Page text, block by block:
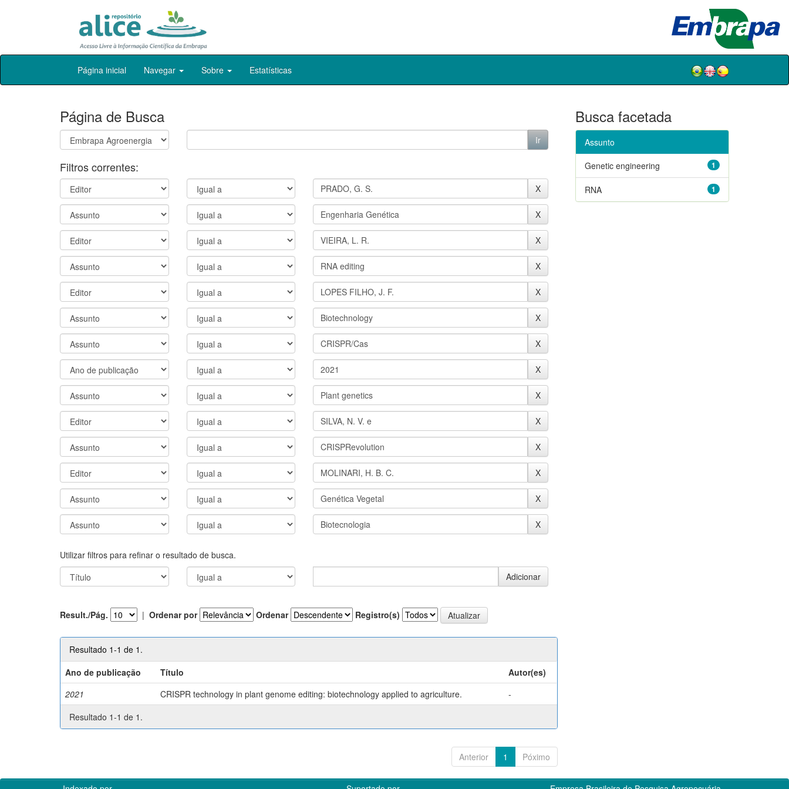
Skip
Página inicial Navegar Sobre Estatísticas
Página de Busca
Filtros correntes:
Utilizar filtros para refinar o resultado de busca.
Result./Pág. | Ordenar por Ordenar Registro(s)
Resultado 1-1 de 1.
Ano de publicação
Título
Autor(es)
2021
CRISPR technology in plant genome editing: biotechnology applied to agriculture.
-
Resultado 1-1 de 1.
Anterior 1 Póximo
Busca facetada
Assunto
1
Genetic engineering
1
RNA